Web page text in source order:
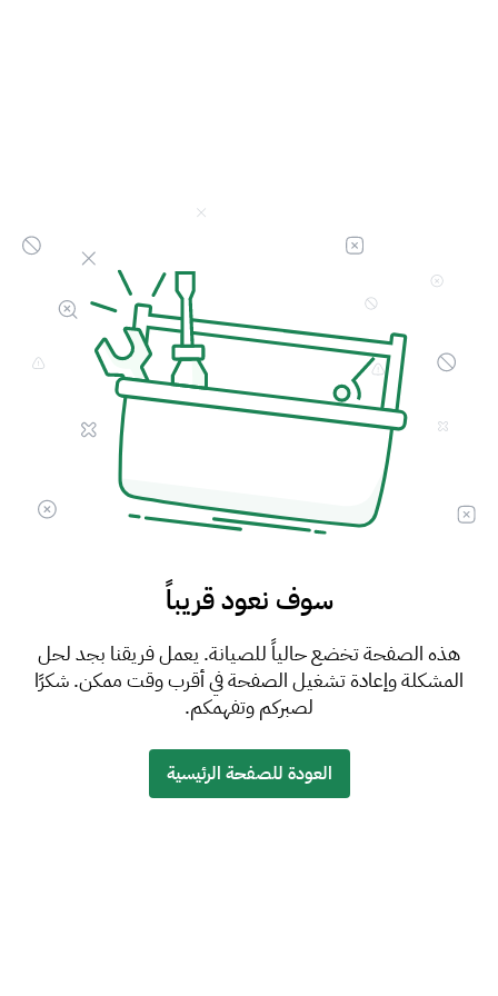
سوف نعود قريباً
هذه الصفحة تخضع حالياً للصيانة. يعمل فريقنا بجد لحل
المشكلة وإعادة تشغيل الصفحة في أقرب وقت ممكن. شكرًا
لصبركم وتفهمكم.
العودة للصفحة الرئيسية